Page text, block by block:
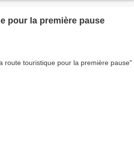
pour la première pause